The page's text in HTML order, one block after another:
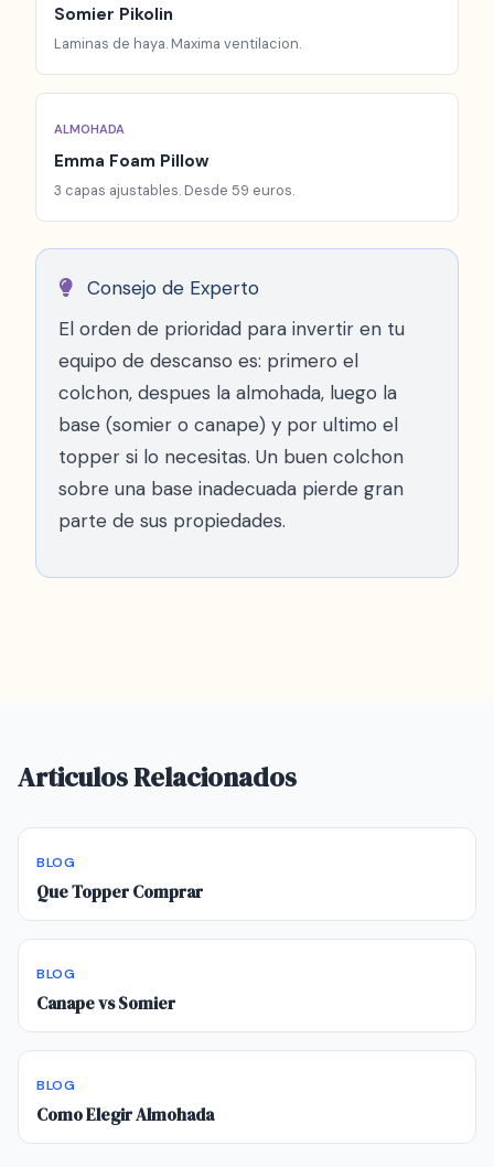
Somier Pikolin
Laminas de haya. Maxima ventilacion.
ALMOHADA
Emma Foam Pillow
3 capas ajustables. Desde 59 euros.
Consejo de Experto
El orden de prioridad para invertir en tu
equipo de descanso es: primero el
colchon, despues la almohada, luego la
base (somier o canape) y por ultimo el
topper si lo necesitas. Un buen colchon
sobre una base inadecuada pierde gran
parte de sus propiedades.
Articulos Relacionados
BLOG
Que Topper Comprar
BLOG
Canape vs Somier
BLOG
Como Elegir Almohada